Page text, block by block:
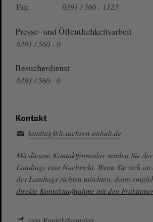
Fax:
0391 / 560 - 1123
Presse- und Öffentlichkeitsarbeit
0391 / 560 - 0
Besucherdienst
0391 / 560 - 0
Kontakt
landtag@lt.sachsen-anhalt.de
Mit diesem Kontaktformular senden Sie
Landtags eine Nachricht. Wenn Sie sich
des Landtags richten möchten, dann
direkte Kontaktaufnahme mit den